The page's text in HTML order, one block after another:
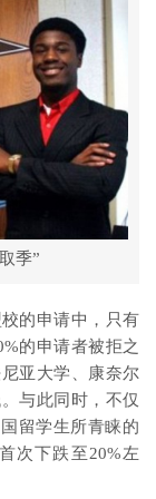
季”
的申请中，只有
的申请者被拒之
亚大学、康奈尔
与此同时，不仅
留学生所青睐的
次下跌至20%左